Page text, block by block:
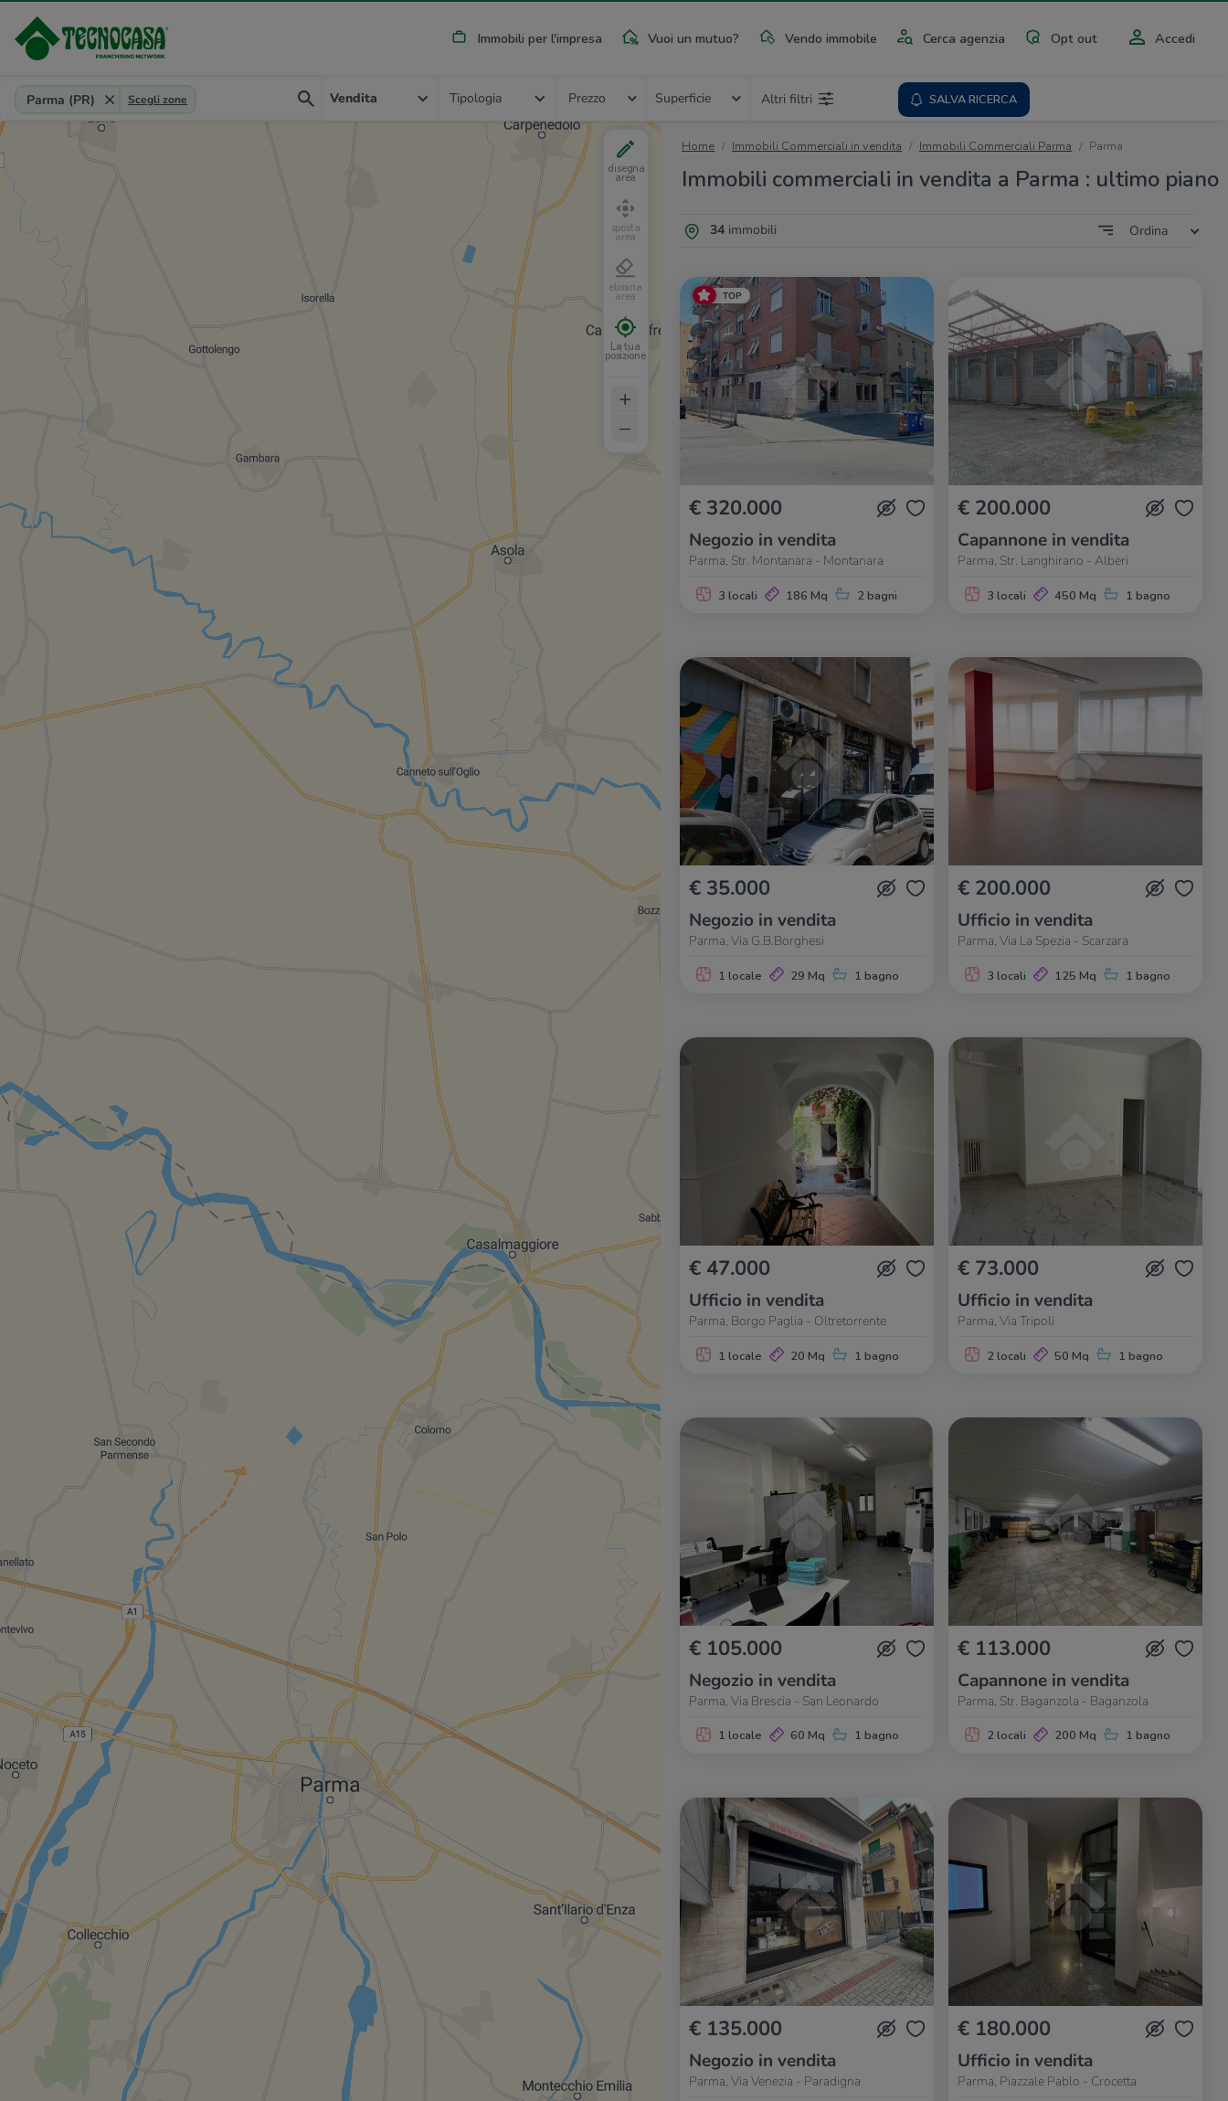
Immobili per l'impresa Vuoi un mutuo? Vendo immobile Cerca agenzia Opt out Accedi
Provincia, comune, zona, riferimento
Parma (PR) Scegli zone Vendita Tipologia Prezzo Superficie Altri filtri SALVA RICERCA
Home Immobili Commerciali in vendita Immobili Commerciali Parma Parma
Immobili commerciali in vendita a Parma : ultimo piano
34immobili Ordina
TOP
€ 320.000
Negozio in vendita
Parma, Str. Montanara - Montanara
3 locali 186 Mq 2 bagni
€ 200.000
Capannone in vendita
Parma, Str. Langhirano - Alberi
3 locali 450 Mq 1 bagno
€ 35.000
Negozio in vendita
Parma, Via G.B.Borghesi
1 locale 29 Mq 1 bagno
€ 200.000
Ufficio in vendita
Parma, Via La Spezia - Scarzara
3 locali 125 Mq 1 bagno
€ 47.000
Ufficio in vendita
Parma, Borgo Paglia - Oltretorrente
1 locale 20 Mq 1 bagno
€ 73.000
Ufficio in vendita
Parma, Via Tripoli
2 locali 50 Mq 1 bagno
€ 105.000
Negozio in vendita
Parma, Via Brescia - San Leonardo
1 locale 60 Mq 1 bagno
€ 113.000
Capannone in vendita
Parma, Str. Baganzola - Baganzola
2 locali 200 Mq 1 bagno
€ 135.000
Negozio in vendita
Parma, Via Venezia - Paradigna
€ 180.000
Ufficio in vendita
Parma, Piazzale Pablo - Crocetta
disegna
area
sposta
area
elimina
area
La tua
posizione
+
–